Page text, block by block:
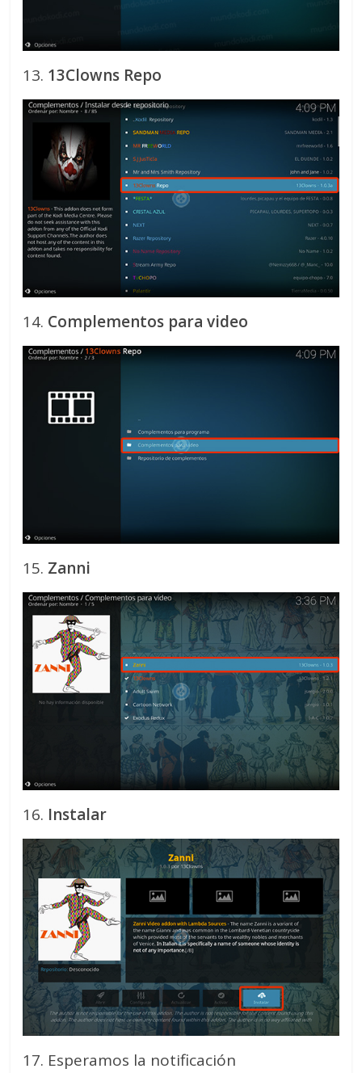
13. 13Clowns Repo
14. Complementos para video
15. Zanni
16. Instalar
17. Esperamos la notificación